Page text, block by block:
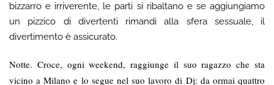
bizzarro e irriverente, le parti si ribaltano e se aggiungiamo
un pizzico di divertenti rimandi alla sfera sessuale, il
divertimento è assicurato.
Notte. Croce, ogni weekend, raggiunge il suo ragazzo che sta
vicino a Milano e lo segue nel suo lavoro di Dj: da ormai quattro